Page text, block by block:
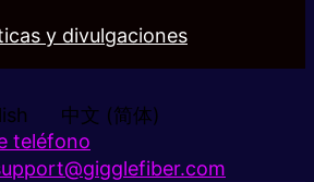
y divulgaciones
中文 (简体)
teléfono